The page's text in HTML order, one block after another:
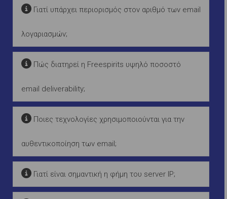
Γιατί υπάρχει περιορισμός στον αριθμό των email
λογαριασμών;
Πώς διατηρεί η Freespirits υψηλό ποσοστό
email deliverability;
Ποιες τεχνολογίες χρησιμοποιούνται για την
αυθεντικοποίηση των email;
Γιατί είναι σημαντική η φήμη του server IP;